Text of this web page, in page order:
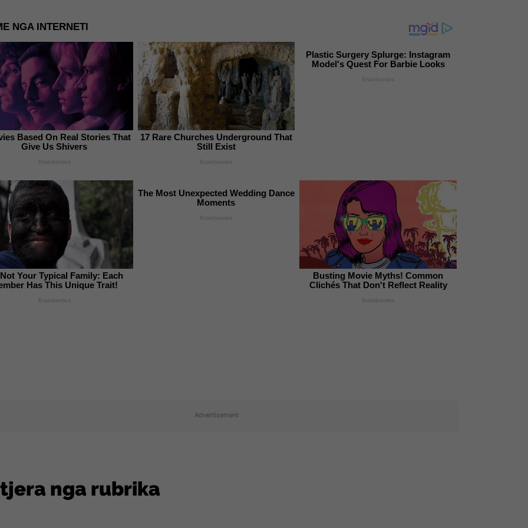
NGA INTERNETI
Based On Real Stories That
Give Us Shivers
Brainberries
17 Rare Churches Underground That
Still Exist
Brainberries
Plastic Surgery Splurge: Instagram
Model's Quest For Barbie Looks
Brainberries
Your Typical Family: Each
Has This Unique Trait!
Brainberries
The Most Unexpected Wedding Dance
Moments
Brainberries
Busting Movie Myths! Common
Clichés That Don't Reflect Reality
Brainberries
Advertisement
nga rubrika